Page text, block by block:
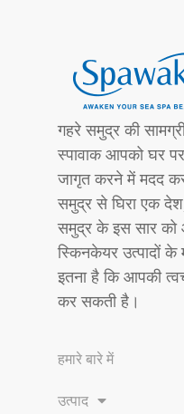
गहरे समुद्र की
स्पावाक आपको घर
जागृत करने में मदद
समुद्र से घिरा एक
समुद्र के इस सार
स्किनकेयर उत्पादों
इतना है कि आपकी
कर सकती है।
हमारे बारे में
उत्पाद